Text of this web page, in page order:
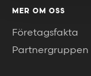
MER OM OSS
Företagsfakta
Partnergruppen